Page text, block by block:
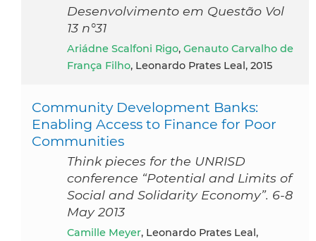
Desenvolvimento em Questão Vol
13 n°31
Ariádne Scalfoni Rigo, Genauto Carvalho de
França Filho, Leonardo Prates Leal, 2015
Community Development Banks:
Enabling Access to Finance for Poor
Communities
Think pieces for the UNRISD
conference “Potential and Limits of
Social and Solidarity Economy”. 6-8
May 2013
Camille Meyer, Leonardo Prates Leal,